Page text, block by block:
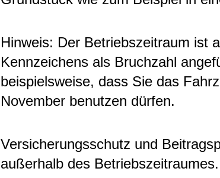
Hinweis: Der Betriebszeitraum ist
Kennzeichens als Bruchzahl
beispielsweise, dass Sie das
November benutzen dürfen.
Versicherungsschutz und
außerhalb des Betriebszeitraumes.